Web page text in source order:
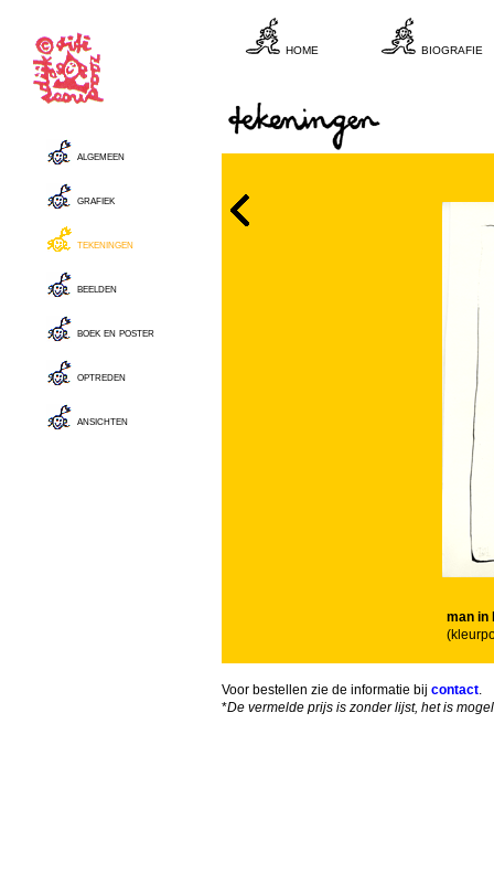
man in
Voor bestellen zie de informatie bij contact.
*De vermelde prijs is zonder lijst, het is